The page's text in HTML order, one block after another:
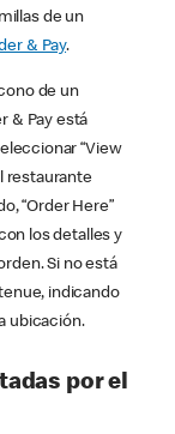
de un
& Pay.
de un
& Pay está
“View
restaurante
“Order Here”
los detalles y
Si no está
indicando
ubicación.
por el